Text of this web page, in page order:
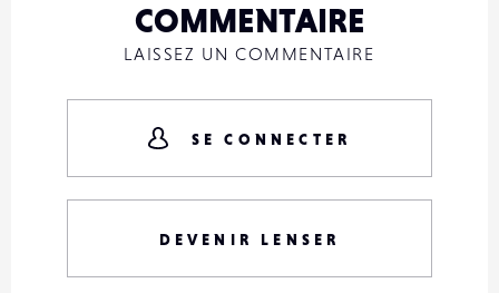
COMMENTAIRE
LAISSEZ UN COMMENTAIRE
SE CONNECTER
DEVENIR LENSER